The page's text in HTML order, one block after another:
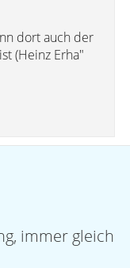
dort auch der
(Heinz Erha"
immer gleich